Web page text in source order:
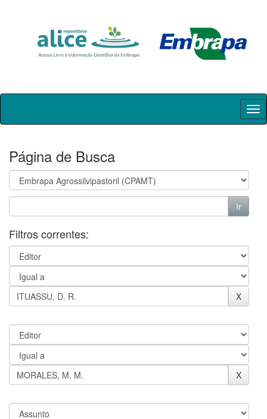
Skip
Página de Busca
Filtros correntes: